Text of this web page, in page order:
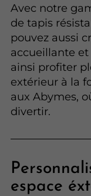
Avec notre
de tapis
pouvez aussi
accueillante et
ainsi profiter
extérieur à la
aux Abymes,
divertir.
espace